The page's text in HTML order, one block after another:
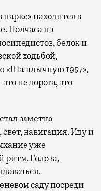
находится в
Полчаса по
белок и
ходьбой,
«Шашлычную 1957»,
не дорога, это
заметно
навигация. Иду и
уже
ритм. Голова,
саду посреди